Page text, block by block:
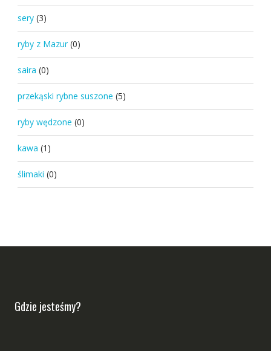
sery (3)
ryby z Mazur (0)
saira (0)
przekąski rybne suszone (5)
ryby wędzone (0)
kawa (1)
ślimaki (0)
Gdzie jesteśmy?